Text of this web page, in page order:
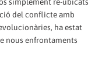
simplement re-ubicats
del conflicte amb
ha estat
nous enfrontaments